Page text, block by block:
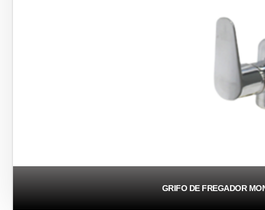
GRIFO DE FREGADOR